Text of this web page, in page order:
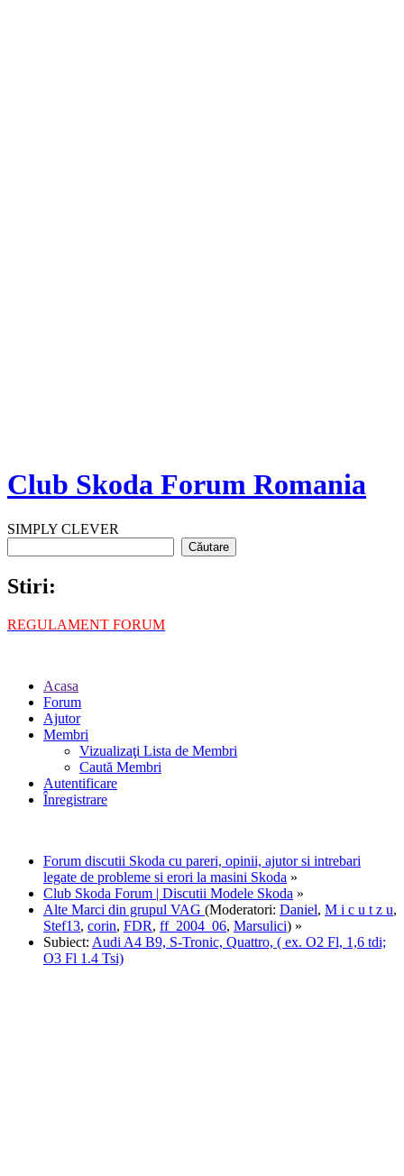
Club Skoda Forum Romania
SIMPLY CLEVER
Stiri:
REGULAMENT FORUM
Acasa
Forum
Ajutor
Membri
Vizualizaţi Lista de Membri
Caută Membri
Autentificare
Înregistrare
Forum discutii Skoda cu pareri, opinii, ajutor si intrebari
legate de probleme si erori la masini Skoda »
Club Skoda Forum | Discutii Modele Skoda »
Alte Marci din grupul VAG (Moderatori: Daniel, M i c u t z u,
Stef13, corin, FDR, ff_2004_06, Marsulici) »
Subiect: Audi A4 B9, S-Tronic, Quattro, ( ex. O2 Fl, 1,6 tdi;
O3 Fl 1.4 Tsi)